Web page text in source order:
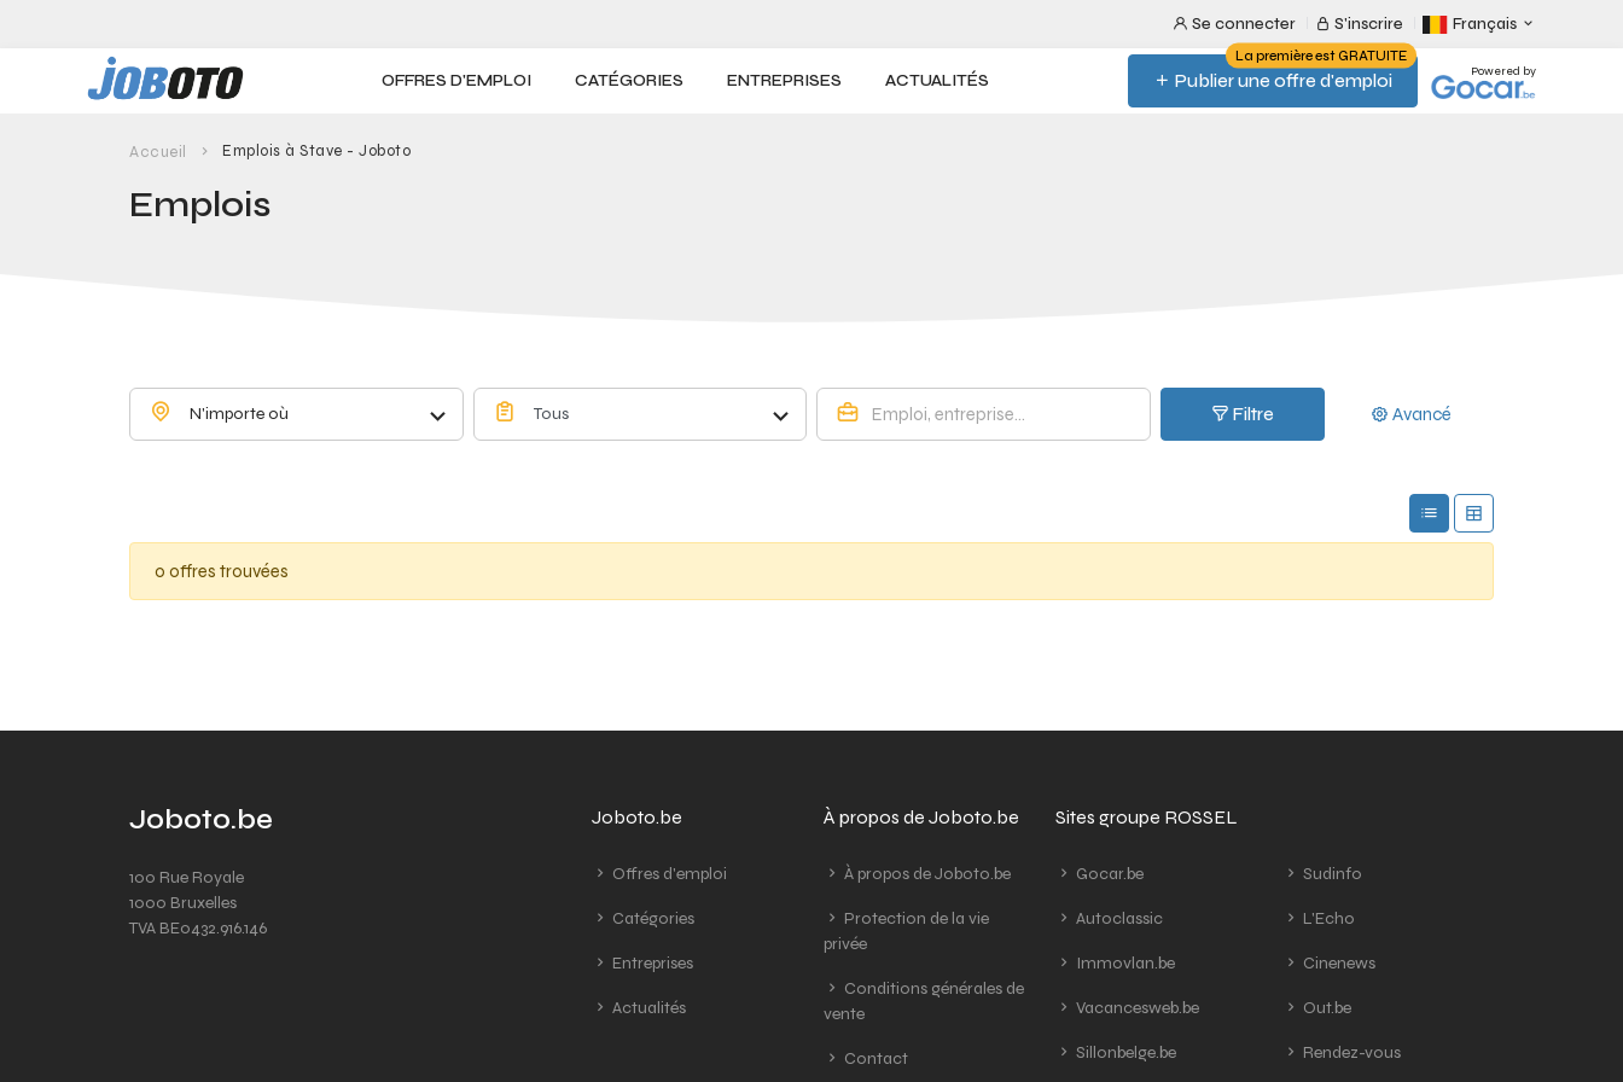
Se connecter S'inscrire Français
OFFRES D'EMPLOI CATÉGORIES ENTREPRISES ACTUALITÉS Publier une offre d'emploi
La première est GRATUITE
Powered by
Accueil Emplois à Stave - Joboto
Emplois
N'importe où Tous Filtre Avancé
0 offres trouvées
Joboto.be
100 Rue Royale
1000 Bruxelles
TVA BE0432.916.146
Joboto.be
Offres d'emploi
Catégories
Entreprises
Actualités
À propos de Joboto.be
À propos de Joboto.be
Protection de la vie
privée
Conditions générales de
vente
Contact
Sites groupe ROSSEL
Gocar.be
Autoclassic
Immovlan.be
Vacancesweb.be
Sillonbelge.be
Sudinfo
L'Echo
Cinenews
Out.be
Rendez-vous